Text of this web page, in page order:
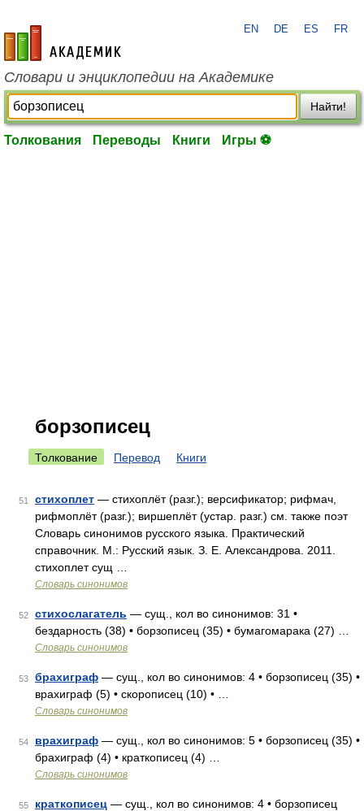
academic.ru
EN DE ES FR
Словари и энциклопедии на Академике
Найти!
Толкования Переводы Книги Игры ⚽
борзописец
Толкование Перевод Книги
51 стихоплет — стихоплёт (разг.); версификатор; рифмач,
рифмоплёт (разг.); виршеплёт (устар. разг.) см. также поэт
Словарь синонимов русского языка. Практический
справочник. М.: Русский язык. З. Е. Александрова. 2011.
стихоплет сущ …
Словарь синонимов
52 стихослагатель — сущ., кол во синонимов: 31 •
бездарность (38) • борзописец (35) • бумагомарака (27) …
Словарь синонимов
53 брахиграф — сущ., кол во синонимов: 4 • борзописец (35) •
врахиграф (5) • скорописец (10) • …
Словарь синонимов
54 врахиграф — сущ., кол во синонимов: 5 • борзописец (35) •
брахиграф (4) • краткописец (4) …
Словарь синонимов
55 краткописец — сущ., кол во синонимов: 4 • борзописец